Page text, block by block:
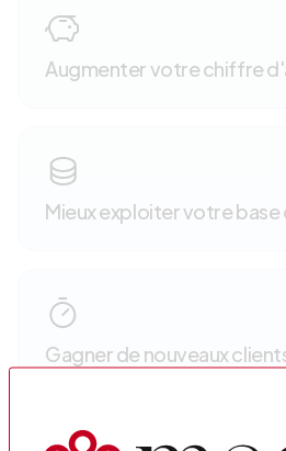
Augmenter votre chiffre
Mieux exploiter votre base
Gagner de nouveaux